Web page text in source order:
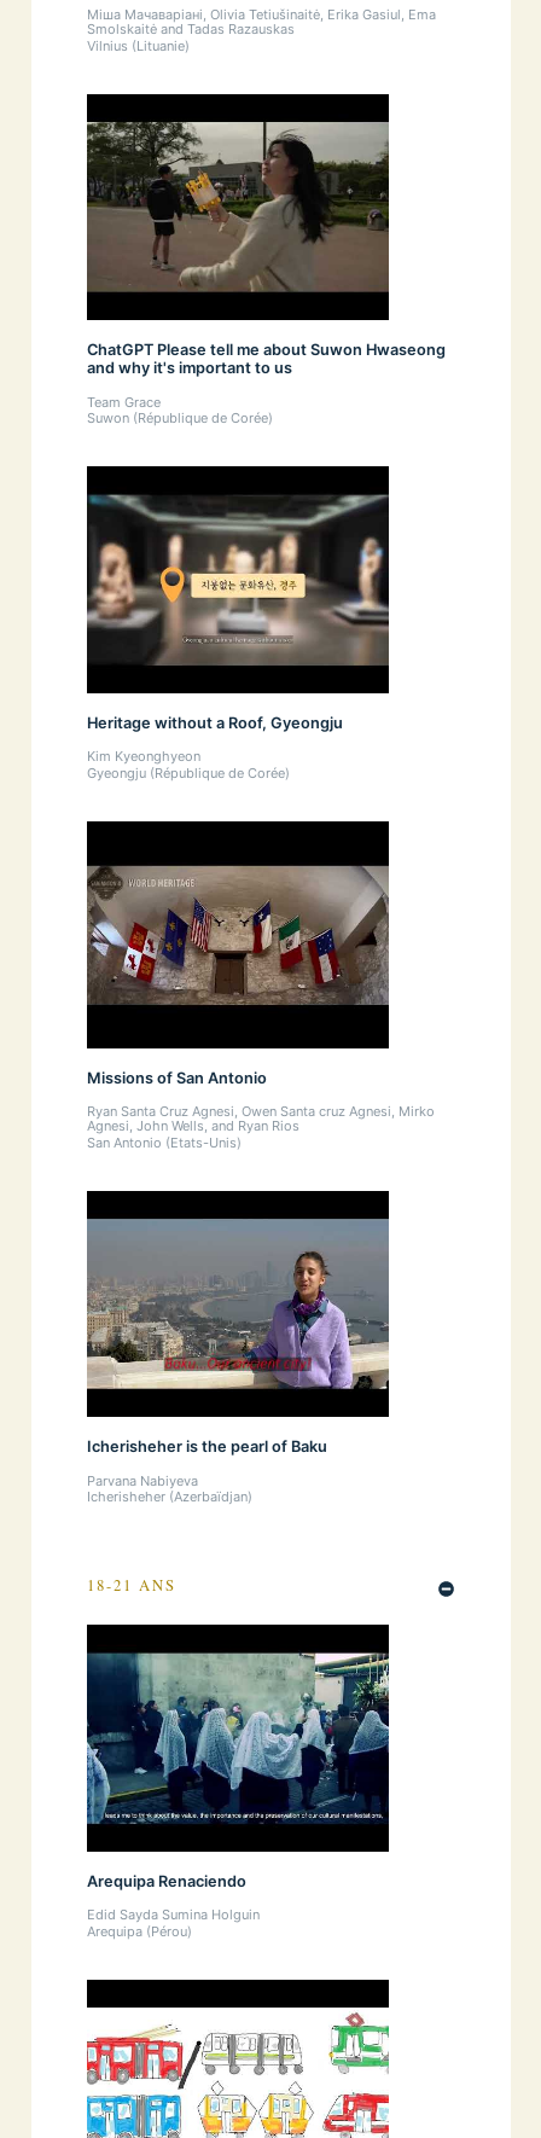
Міша Мачаваріані, Olivia Tetiušinaitė, Erika Gasiul, Ema
Smolskaitė and Tadas Razauskas
Vilnius (Lituanie)
ChatGPT Please tell me about Suwon Hwaseong
and why it's important to us
Team Grace
Suwon (République de Corée)
Heritage without a Roof, Gyeongju
Kim Kyeonghyeon
Gyeongju (République de Corée)
Missions of San Antonio
Ryan Santa Cruz Agnesi, Owen Santa cruz Agnesi, Mirko
Agnesi, John Wells, and Ryan Rios
San Antonio (Etats-Unis)
Icherisheher is the pearl of Baku
Parvana Nabiyeva
Icherisheher (Azerbaïdjan)
18-21 ANS
Arequipa Renaciendo
Edid Sayda Sumina Holguin
Arequipa (Pérou)